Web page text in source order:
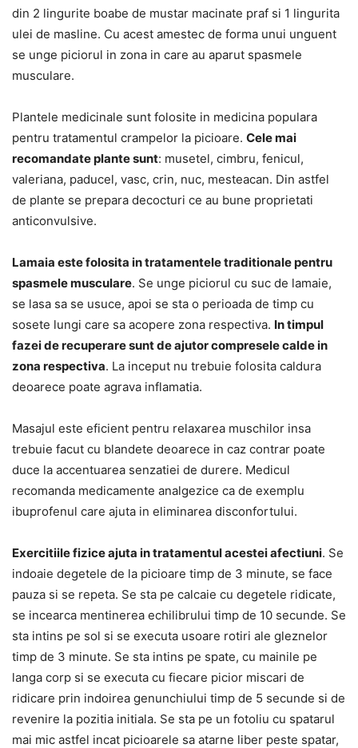
din 2 lingurite boabe de mustar macinate praf si 1 lingurita
ulei de masline. Cu acest amestec de forma unui unguent
se unge piciorul in zona in care au aparut spasmele
musculare.
Plantele medicinale sunt folosite in medicina populara
pentru tratamentul crampelor la picioare. Cele mai
recomandate plante sunt: musetel, cimbru, fenicul,
valeriana, paducel, vasc, crin, nuc, mesteacan. Din astfel
de plante se prepara decocturi ce au bune proprietati
anticonvulsive.
Lamaia este folosita in tratamentele traditionale pentru
spasmele musculare. Se unge piciorul cu suc de lamaie,
se lasa sa se usuce, apoi se sta o perioada de timp cu
sosete lungi care sa acopere zona respectiva. In timpul
fazei de recuperare sunt de ajutor compresele calde in
zona respectiva. La inceput nu trebuie folosita caldura
deoarece poate agrava inflamatia.
Masajul este eficient pentru relaxarea muschilor insa
trebuie facut cu blandete deoarece in caz contrar poate
duce la accentuarea senzatiei de durere. Medicul
recomanda medicamente analgezice ca de exemplu
ibuprofenul care ajuta in eliminarea disconfortului.
Exercitiile fizice ajuta in tratamentul acestei afectiuni. Se
indoaie degetele de la picioare timp de 3 minute, se face
pauza si se repeta. Se sta pe calcaie cu degetele ridicate,
se incearca mentinerea echilibrului timp de 10 secunde. Se
sta intins pe sol si se executa usoare rotiri ale gleznelor
timp de 3 minute. Se sta intins pe spate, cu mainile pe
langa corp si se executa cu fiecare picior miscari de
ridicare prin indoirea genunchiului timp de 5 secunde si de
revenire la pozitia initiala. Se sta pe un fotoliu cu spatarul
mai mic astfel incat picioarele sa atarne liber peste spatar,